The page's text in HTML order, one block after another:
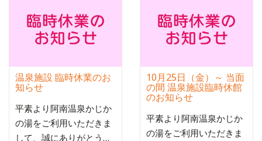
温泉施設 臨時休業のお
知らせ
平素より阿南温泉かじか
の湯をご利用いただきま
して、誠にありがとう…
10月25日（金）～ 当面
の間 温泉施設臨時休館
のお知らせ
平素より阿南温泉かじか
の湯をご利用いただきま